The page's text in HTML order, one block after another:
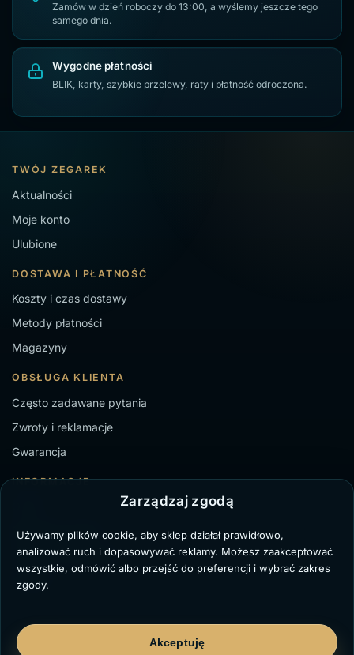
Zarządzaj zgodą
Używamy plików cookie, aby sklep działał prawidłowo,
analizować ruch i dopasowywać reklamy. Możesz zaakceptować
wszystkie, odmówić albo przejść do preferencji i wybrać zakres
zgody.
Akceptuję
Zamów w dzień roboczy do 13:00, a wyślemy jeszcze tego
samego dnia.
Wygodne płatności
BLIK, karty, szybkie przelewy, raty i płatność odroczona.
TWÓJ ZEGAREK
Aktualności
Moje konto
Ulubione
DOSTAWA I PŁATNOŚĆ
Koszty i czas dostawy
Metody płatności
Magazyny
OBSŁUGA KLIENTA
Często zadawane pytania
Zwroty i reklamacje
Gwarancja
INFORMACJE
Regulamin sklepu
Polityka Prywatności
Kontakt